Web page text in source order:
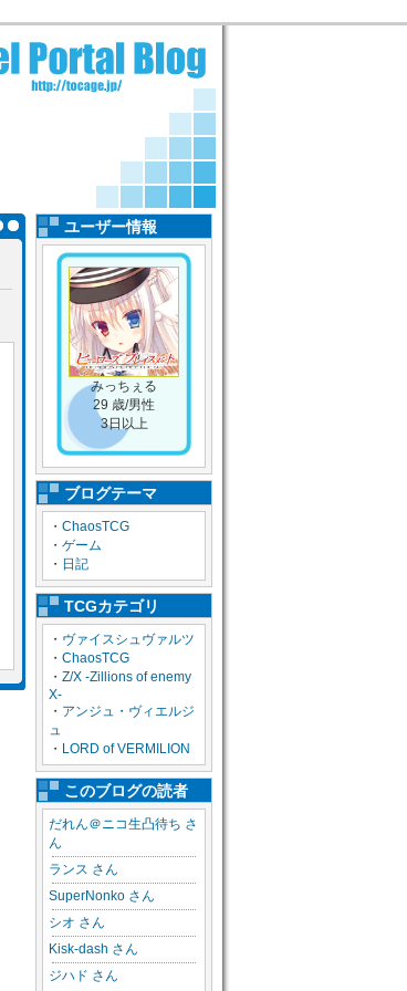
ユーザー情報
みっちぇる
29 歳/男性
3日以上
ブログテーマ
・ ChaosTCG
・ ゲーム
・ 日記
TCGカテゴリ
・ ヴァイスシュヴァルツ
・ ChaosTCG
・ Z/X -Zillions of enemy
X-
・ アンジュ・ヴィエルジ
ュ
・ LORD of VERMILION
このブログの読者
だれん＠ニコ生凸待ち さ
ん
ランス さん
SuperNonko さん
シオ さん
Kisk-dash さん
ジハド さん